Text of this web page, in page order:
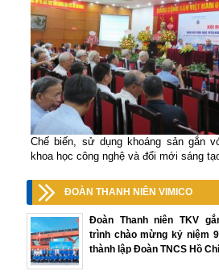
Chế biến, sử dụng khoáng sản gắn
khoa học công nghệ và đổi mới sáng
ĐOÀN THANH NIÊN VIMICO
Đoàn Thanh niên TKV
trình chào mừng kỷ niệm
thành lập Đoàn TNCS Hồ